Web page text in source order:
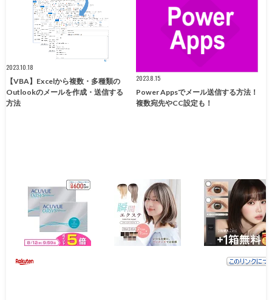
2023.10.18
【VBA】Excelから複数・多種類の
Outlookのメールを作成・送信する
方法
2023.8.15
Power Appsでメール送信する方法！
複数宛先やCC設定も！